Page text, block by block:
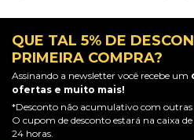
QUE TAL 5% DE
PRIMEIRA COMPRA?
Assinando a newsletter você recebe um
ofertas e muito mais!
*Desconto não acumulativo com outras
O cupom de desconto estará na caixa
24 horas.